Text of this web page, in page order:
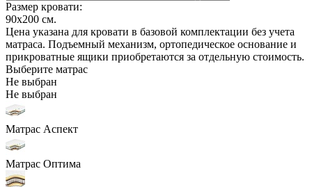
Размер кровати:
90x200 см.
Цена указана для кровати в базовой комплектации без учета
матраса. Подъемный механизм, ортопедическое основание и
прикроватные ящики приобретаются за отдельную стоимость.
Выберите матрас
Не выбран
Не выбран
Матрас Аспект
Матрас Оптима